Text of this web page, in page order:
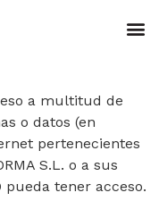
a multitud de
o datos (en
pertenecientes
S.L. o a sus
pueda tener acceso.